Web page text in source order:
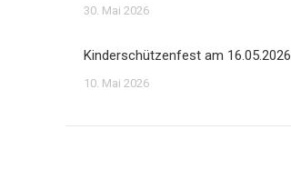
30. Mai 2026
Kinderschützenfest am 16.05.2026
10. Mai 2026